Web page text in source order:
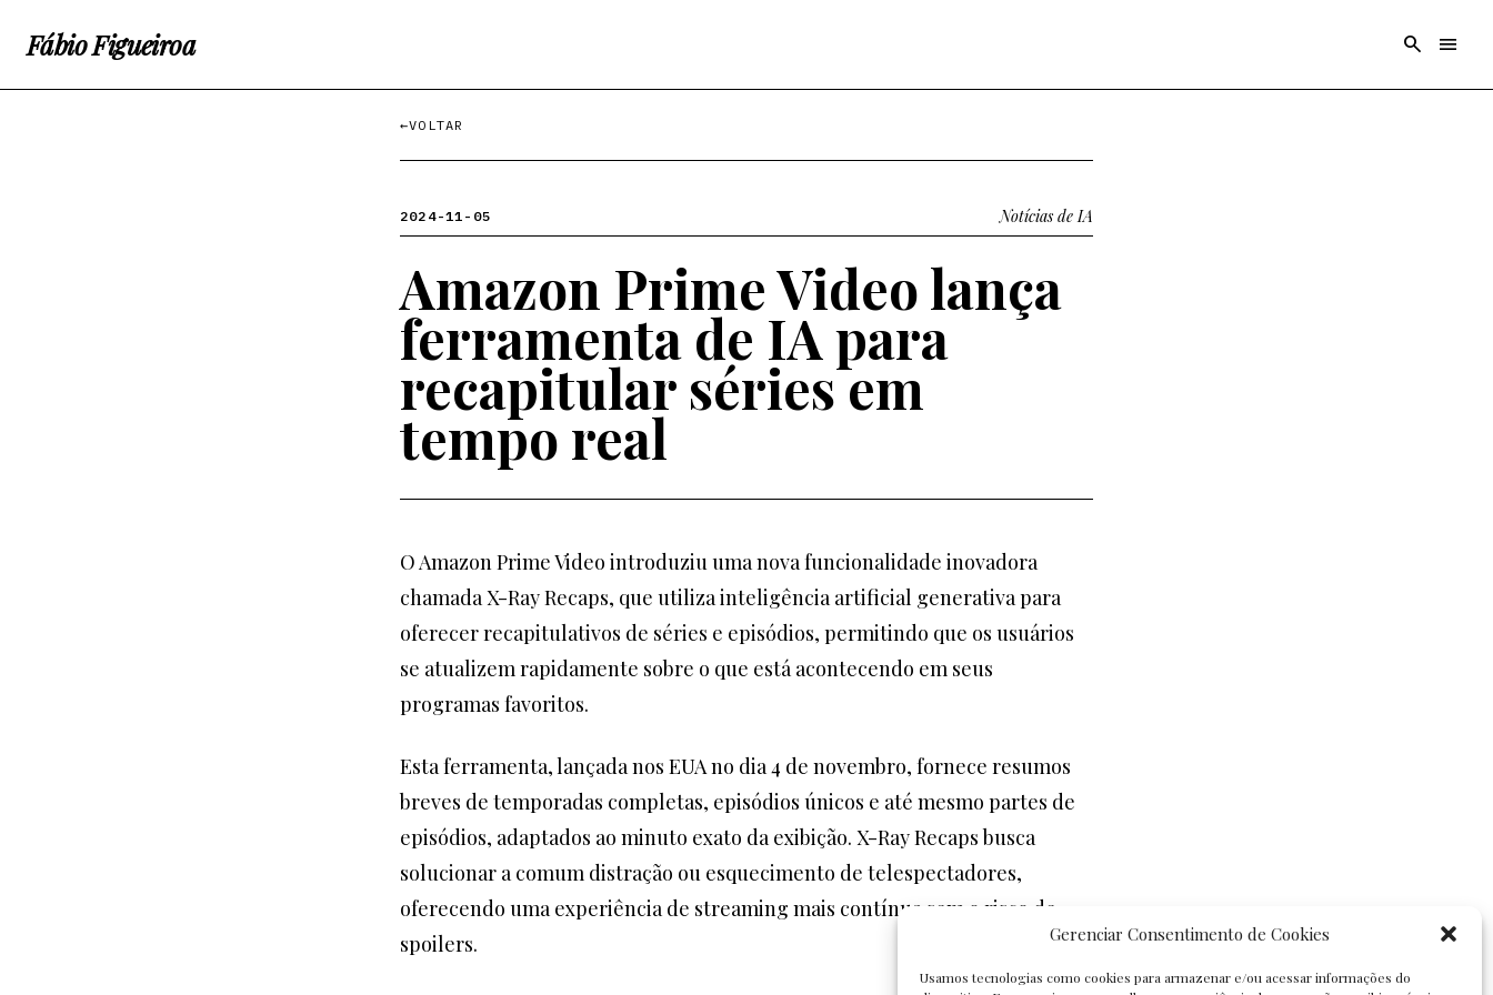
Gerenciar Consentimento de Cookies
Usamos tecnologias como cookies para armazenar e/ou acessar informações do
Fábio Figueiroa search menu
←VOLTAR
2024-11-05 Notícias de IA
Amazon Prime Video lança
ferramenta de IA para
recapitular séries em
tempo real
O Amazon Prime Video introduziu uma nova funcionalidade inovadora
chamada X-Ray Recaps, que utiliza inteligência artificial generativa para
oferecer recapitulativos de séries e episódios, permitindo que os usuários
se atualizem rapidamente sobre o que está acontecendo em seus
programas favoritos.
Esta ferramenta, lançada nos EUA no dia 4 de novembro, fornece resumos
breves de temporadas completas, episódios únicos e até mesmo partes de
episódios, adaptados ao minuto exato da exibição. X-Ray Recaps busca
solucionar a comum distração ou esquecimento de telespectadores,
oferecendo uma experiência de streaming mais contínua sem o risco de
spoilers.